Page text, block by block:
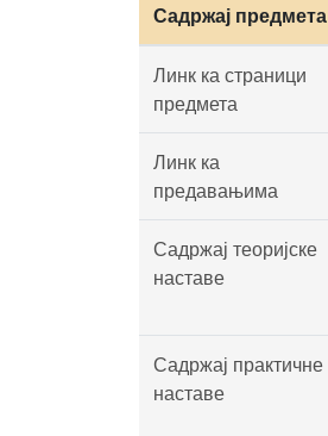
Садржај предмета
Линк ка страници
предмета
Линк ка
предавањима
Садржај теоријске
наставе
Садржај практичне
наставе